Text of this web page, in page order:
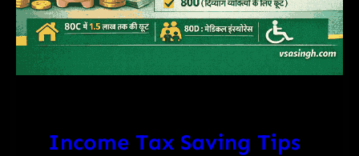
Income Tax Saving Tips